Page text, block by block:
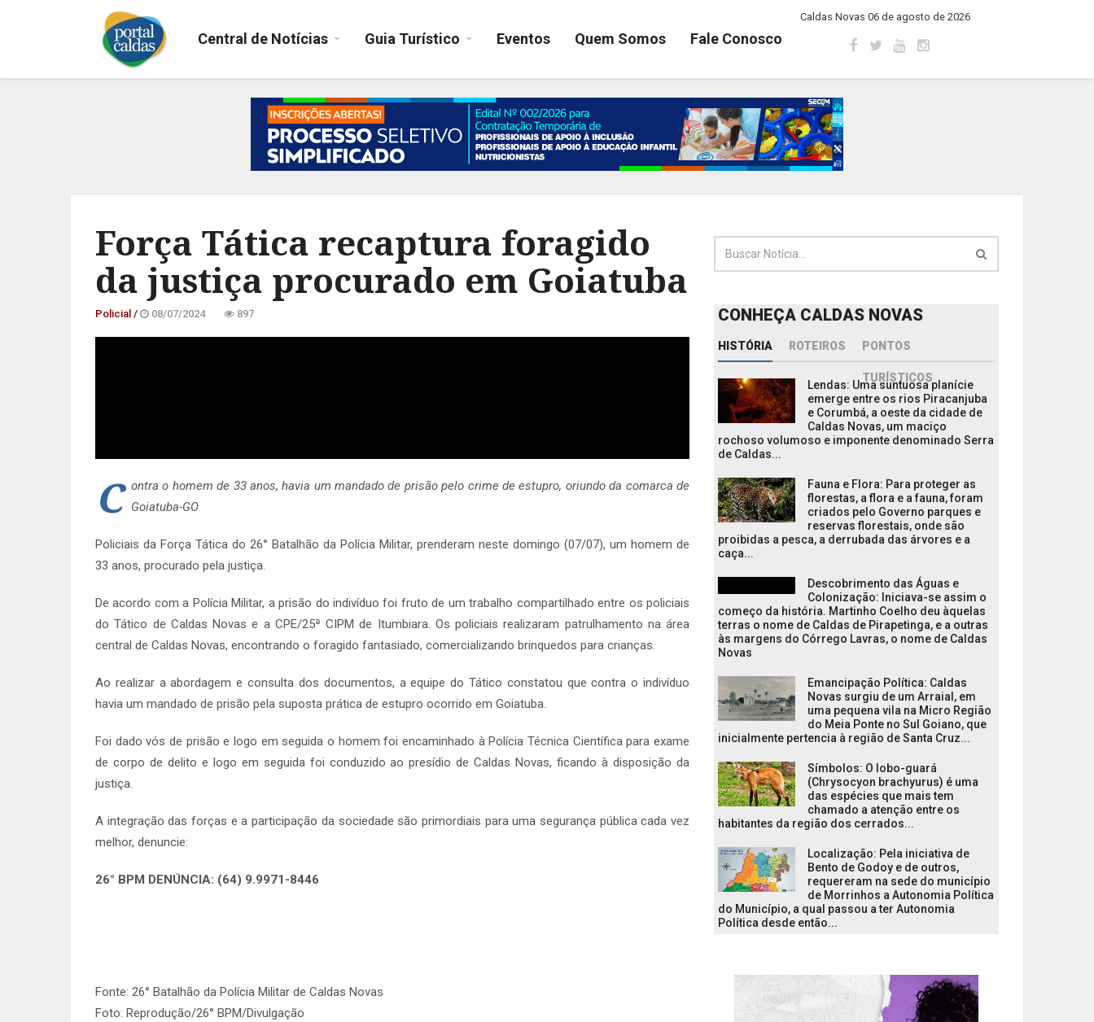
Central de Notícias Guia Turístico Eventos Quem Somos Fale Conosco
Caldas Novas 06 de agosto de 2026
Força Tática recaptura foragido
da justiça procurado em Goiatuba
Policial / 08/07/2024 897
C ontra o homem de 33 anos, havia um mandado de prisão pelo crime de estupro, oriundo da comarca de
Goiatuba-GO
Policiais da Força Tática do 26° Batalhão da Polícia Militar, prenderam neste domingo (07/07), um homem de
33 anos, procurado pela justiça.
De acordo com a Polícia Militar, a prisão do indivíduo foi fruto de um trabalho compartilhado entre os policiais
do Tático de Caldas Novas e a CPE/25ª CIPM de Itumbiara. Os policiais realizaram patrulhamento na área
central de Caldas Novas, encontrando o foragido fantasiado, comercializando brinquedos para crianças.
Ao realizar a abordagem e consulta dos documentos, a equipe do Tático constatou que contra o indivíduo
havia um mandado de prisão pela suposta prática de estupro ocorrido em Goiatuba.
Foi dado vós de prisão e logo em seguida o homem foi encaminhado à Polícia Técnica Científica para exame
de corpo de delito e logo em seguida foi conduzido ao presídio de Caldas Novas, ficando à disposição da
justiça.
A integração das forças e a participação da sociedade são primordiais para uma segurança pública cada vez
melhor, denuncie:
26° BPM DENÚNCIA: (64) 9.9971-8446
Fonte: 26° Batalhão da Polícia Militar de Caldas Novas
Foto: Reprodução/26° BPM/Divulgação
CONHEÇA CALDAS NOVAS
HISTÓRIA ROTEIROS PONTOS
TURÍSTICOS
Lendas: Uma suntuosa planície
emerge entre os rios Piracanjuba
e Corumbá, a oeste da cidade de
Caldas Novas, um maciço
rochoso volumoso e imponente denominado Serra
de Caldas...
Fauna e Flora: Para proteger as
florestas, a flora e a fauna, foram
criados pelo Governo parques e
reservas florestais, onde são
proibidas a pesca, a derrubada das árvores e a
caça...
Descobrimento das Águas e
Colonização: Iniciava-se assim o
começo da história. Martinho Coelho deu àquelas
terras o nome de Caldas de Pirapetinga, e a outras
às margens do Córrego Lavras, o nome de Caldas
Novas
Emancipação Política: Caldas
Novas surgiu de um Arraial, em
uma pequena vila na Micro Região
do Meia Ponte no Sul Goiano, que
inicialmente pertencia à região de Santa Cruz...
Símbolos: O lobo-guará
(Chrysocyon brachyurus) é uma
das espécies que mais tem
chamado a atenção entre os
habitantes da região dos cerrados...
Localização: Pela iniciativa de
Bento de Godoy e de outros,
requereram na sede do município
de Morrinhos a Autonomia Política
do Município, a qual passou a ter Autonomia
Política desde então...